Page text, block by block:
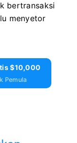
bertransaksi
menyetor
$10,000
Pemula